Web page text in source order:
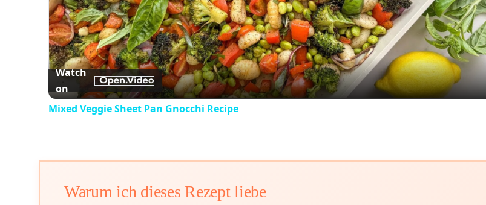
Video
Watch
on
Mixed Veggie Sheet Pan Gnocchi Recipe
Warum ich dieses Rezept liebe